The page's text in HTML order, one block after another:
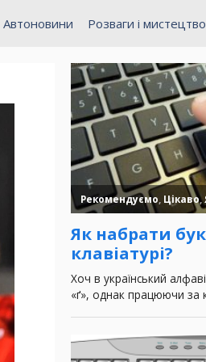
Автоновини Розваги і мистецтво